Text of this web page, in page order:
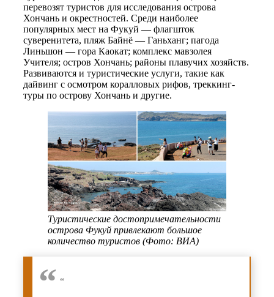
перевозят туристов для исследования острова
Хончань и окрестностей. Среди наиболее
популярных мест на Фукуй — флагшток
суверенитета, пляж Байнё — Ганьханг; пагода
Линьшон — гора Каокат; комплекс мавзолея
Учителя; остров Хончань; районы плавучих хозяйств.
Развиваются и туристические услуги, такие как
дайвинг с осмотром коралловых рифов, треккинг-
туры по острову Хончань и другие.
Туристические достопримечательности
острова Фукуй привлекают большое
количество туристов (Фото: ВИА)
“